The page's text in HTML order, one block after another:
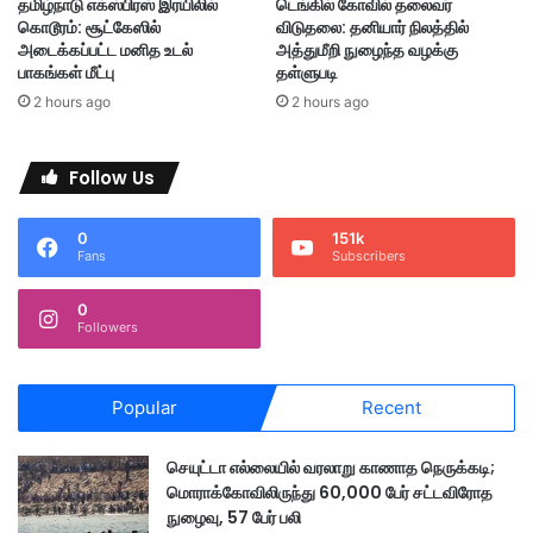
தா
ன
தீ
ர்
ஒ
த்
தி
வை
பு
தமிழ்நாடு எக்ஸ்பிரஸ் இரயிலில்
கொடூரம்: சூட்கேஸில்
அடைக்கப்பட்ட மனித உடல்
பாகங்கள் மீட்பு
2 hours ago
டெங்கில் கோவில் தலைவர்
விடுதலை: தனியார் நிலத்தில்
அத்துமீறி நுழைந்த வழக்கு
தள்ளுபடி
2 hours ago
Follow Us
0
Fans
151k
Subscribers
0
Followers
Popular Recent
செயுட்டா எல்லையில் வரலாறு காணாத நெருக்கடி;
மொராக்கோவிலிருந்து 60,000 பேர் சட்டவிரோத
நுழைவு, 57 பேர் பலி